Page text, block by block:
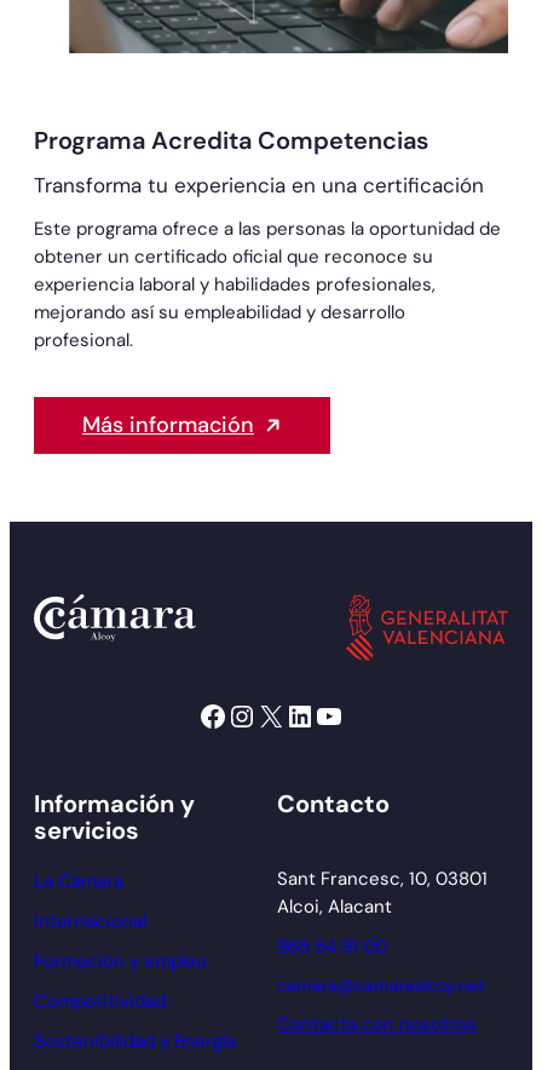
Programa Acredita Competencias
Transforma tu experiencia en una certificación
Este programa ofrece a las personas la oportunidad de
obtener un certificado oficial que reconoce su
experiencia laboral y habilidades profesionales,
mejorando así su empleabilidad y desarrollo
profesional.
Más información
Facebook Instagram X LinkedIn YouTube
Información y
servicios
La Cámara
Internacional
Formación y empleo
Competitividad
Sostenibilidad y Energía
Contacto
Sant Francesc, 10, 03801
Alcoi, Alacant
965 54 91 00
camara@camaraalcoy.net
Contacta con nosotros